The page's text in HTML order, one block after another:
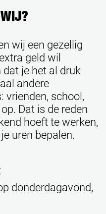
wij een gezellig
geld wil
je het al druk
andere
vrienden, school,
Dat is de reden
hoeft te werken,
uren bepalen.
donderdagavond,